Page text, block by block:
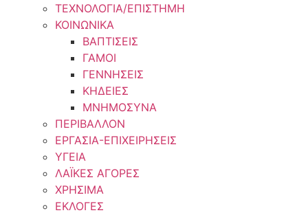
ΤΕΧΝΟΛΟΓΙΑ/ΕΠΙΣΤΗΜΗ
ΚΟΙΝΩΝΙΚΑ
ΒΑΠΤΙΣΕΙΣ
ΓΑΜΟΙ
ΓΕΝΝΗΣΕΙΣ
ΚΗΔΕΙΕΣ
ΜΝΗΜΟΣΥΝΑ
ΠΕΡΙΒΑΛΛΟΝ
ΕΡΓΑΣΙΑ-ΕΠΙΧΕΙΡΗΣΕΙΣ
ΥΓΕΙΑ
ΛΑΪΚΕΣ ΑΓΟΡΕΣ
ΧΡΗΣΙΜΑ
ΕΚΛΟΓΕΣ